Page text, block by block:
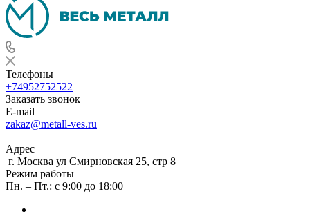
Телефоны
+74952752522
Заказать звонок
E-mail
zakaz@metall-ves.ru
Адрес
г. Москва ул Смирновская 25, стр 8
Режим работы
Пн. – Пт.: с 9:00 до 18:00